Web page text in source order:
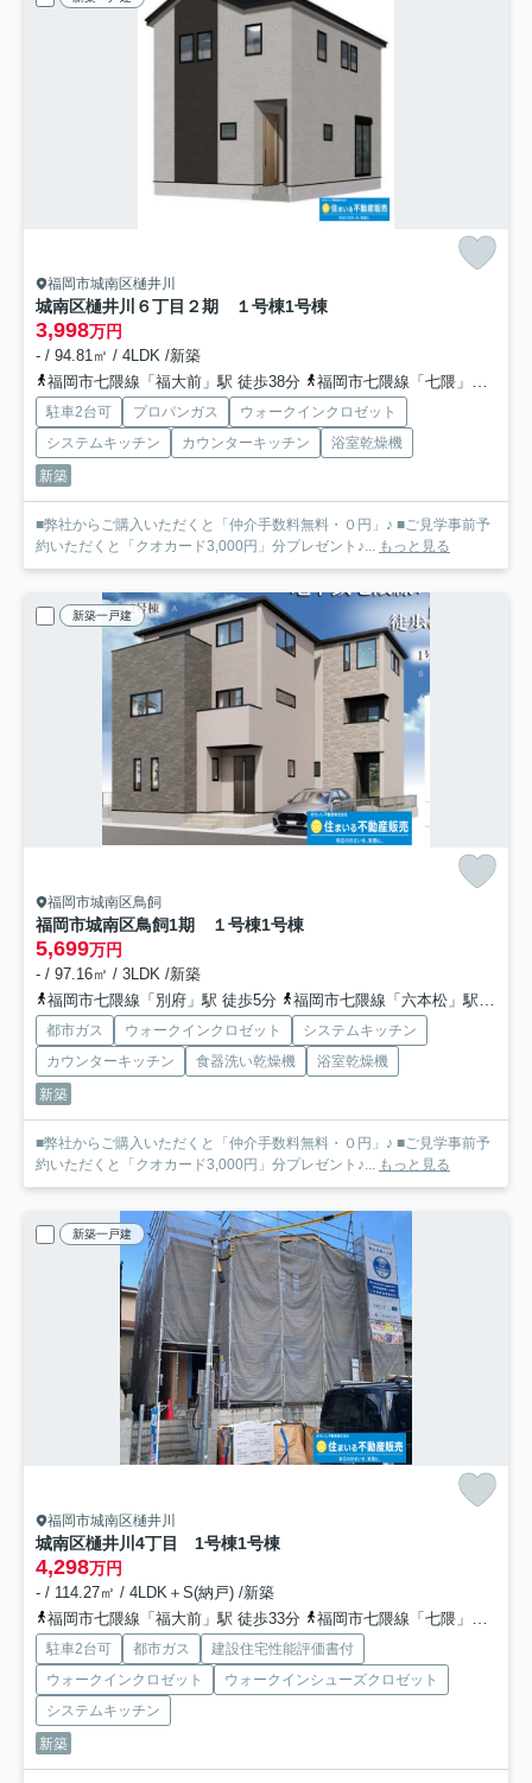
福岡市城南区樋井川
城南区樋井川６丁目２期 １号棟1号棟
3,998万円
- / 94.81㎡ / 4LDK /新築
福岡市七隈線「福大前」駅 徒歩38分
福岡市七隈線「七隈」駅 徒歩46分
駐車2台可 プロパンガス
ウォークインクロゼット
システムキッチン
カウンターキッチン
浴室乾燥機
新築
■弊社からご購入いただくと「仲介手数料無料・０円」♪ ■ご見学事前予
約いただくと「クオカード3,000円」分プレゼント♪... もっと見る
新築一戸建
福岡市城南区鳥飼
福岡市城南区鳥飼1期 １号棟1号棟
5,699万円
- / 97.16㎡ / 3LDK /新築
福岡市七隈線「別府」駅 徒歩5分
福岡市七隈線「六本松」駅 徒歩13分
都市ガス ウォークインクロゼット
システムキッチン
カウンターキッチン
食器洗い乾燥機
浴室乾燥機
新築
■弊社からご購入いただくと「仲介手数料無料・０円」♪ ■ご見学事前予
約いただくと「クオカード3,000円」分プレゼント♪... もっと見る
新築一戸建
福岡市城南区樋井川
城南区樋井川4丁目 1号棟1号棟
4,298万円
- / 114.27㎡ / 4LDK＋S(納戸) /新築
福岡市七隈線「福大前」駅 徒歩33分
福岡市七隈線「七隈」駅 徒歩35分
駐車2台可 都市ガス
建設住宅性能評価書付
ウォークインクロゼット
ウォークインシューズクロゼット
システムキッチン
新築